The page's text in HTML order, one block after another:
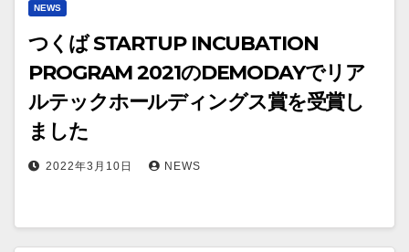
NEWS
つくば STARTUP INCUBATION
PROGRAM 2021のDEMODAYでリア
ルテックホールディングス賞を受賞し
ました
2022年3月10日 NEWS